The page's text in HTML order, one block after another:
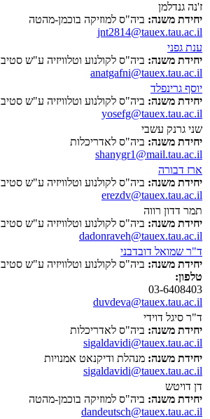
ז'נה גנדלמן
יחידת משנה: ביה"ס למוזיקה בוכמן-מהטה
jnt2814@tauex.tau.ac.il
ענת גפני
יחידת משנה: ביה"ס לקולנוע וטלוויזיה ע"ש
anatgafni@tauex.tau.ac.il
יוסף גרינפלד
יחידת משנה: ביה"ס לקולנוע וטלוויזיה ע"ש
yosefg@tauex.tau.ac.il
שני גרנק עשבי
יחידת משנה: ביה"ס לאדריכלות
shanygr1@mail.tau.ac.il
ארז דבורה
יחידת משנה: ביה"ס לקולנוע וטלוויזיה ע"ש
erezdv@tauex.tau.ac.il
תמר דדון רווה
יחידת משנה: ביה"ס לקולנוע וטלוויזיה ע"ש
dadonraveh@tauex.tau.ac.il
ד"ר שמואל דובדבני
יחידת משנה: ביה"ס לקולנוע וטלוויזיה ע"ש
טלפון:
03-6408403
duvdeva@tauex.tau.ac.il
ד"ר סיגל דוידי
יחידת משנה: ביה"ס לאדריכלות
sigaldavidi@tauex.tau.ac.il
יחידת משנה: מנהלת ודיקנאט אמנויות
sigaldavidi@tauex.tau.ac.il
דן דויטש
יחידת משנה: ביה"ס למוזיקה בוכמן-מהטה
dandeutsch@tauex.tau.ac.il